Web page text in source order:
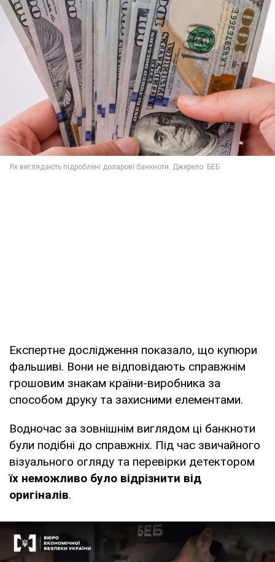
Експертне дослідження показало, що купюри
фальшиві. Вони не відповідають справжнім
грошовим знакам країни-виробника за
способом друку та захисними елементами.
Водночас за зовнішнім виглядом ці банкноти
були подібні до справжніх. Під час звичайного
візуального огляду та перевірки детектором
їх неможливо було відрізнити від
оригіналів.